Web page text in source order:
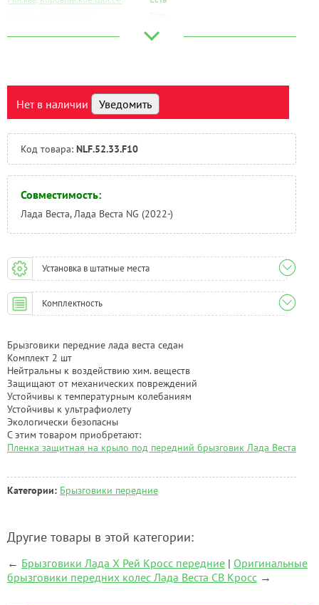
Под заказ
Под заказ
Тюмень:
Под заказ
Нет в наличии Уведомить
Код товара: NLF.52.33.F10
Совместимость:
Лада Веста, Лада Веста NG (2022-)
Установка в штатные места
Комплектность
Брызговики передние лада веста седан
Комплект 2 шт
Нейтральны к воздействию хим. веществ
Защищают от механических повреждений
Устойчивы к температурным колебаниям
Устойчивы к ультрафиолету
Экологически безопасны
С этим товаром приобретают:
Пленка защитная на крыло под передний брызговик Лада Веста
Категории: Брызговики передние
Другие товары в этой категории:
← Брызговики Лада Х Рей Кросс передние | Оригинальные
брызговики передних колес Лада Веста СВ Кросс →